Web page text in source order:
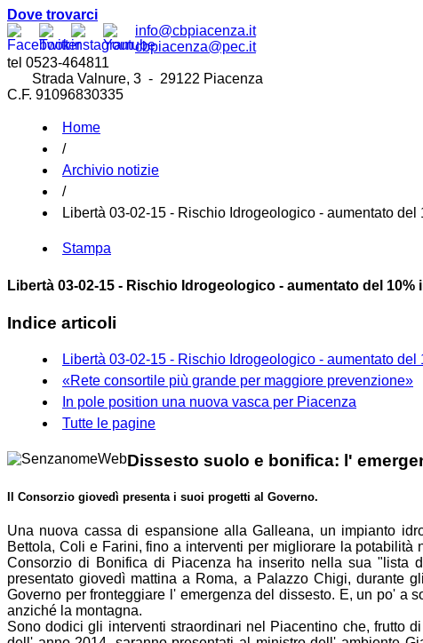
Dove trovarci
info@cbpiacenza.it
cbpiacenza@pec.it
tel 0523-464811
Strada Valnure, 3 - 29122 Piacenza
C.F. 91096830335
Home
/
Archivio notizie
/
Libertà 03-02-15 - Rischio Idrogeologico - aumentato del
Stampa
Libertà 03-02-15 - Rischio Idrogeologico - aumentato del 10%
Indice articoli
Libertà 03-02-15 - Rischio Idrogeologico - aumentato del
«Rete consortile più grande per maggiore prevenzione»
In pole position una nuova vasca per Piacenza
Tutte le pagine
Dissesto suolo e bonifica: l'
Consorzio giovedì presenta i suoi progetti al Governo.
Una nuova cassa di espansione alla Galleana, un impianto
Bettola, Coli e Farini, fino a interventi per migliorare la
Consorzio di Bonifica di Piacenza ha inserito nella sua "lista
presentato giovedì mattina a Roma, a Palazzo Chigi, durante
Governo per fronteggiare l' emergenza del dissesto. E, un po' a
anziché la montagna.
Sono dodici gli interventi straordinari nel Piacentino che, frutto